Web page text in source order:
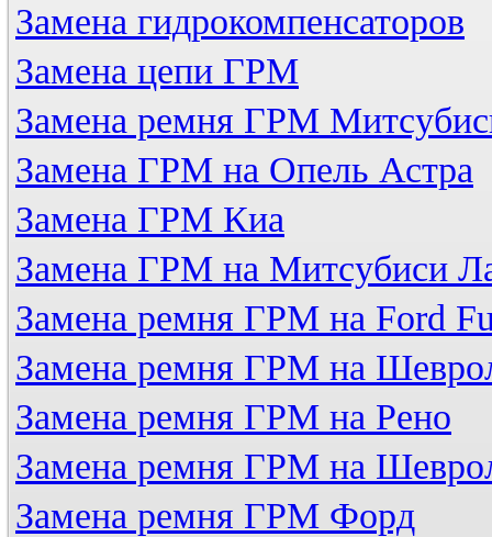
Замена гидрокомпенсаторов
Замена цепи ГРМ
Замена ремня ГРМ
Замена ГРМ на Опель Астра
Замена ГРМ Киа
Замена ГРМ на Митсубиси
Замена ремня ГРМ на Ford
Замена ремня ГРМ на
Замена ремня ГРМ на Рено
Замена ремня ГРМ на
Замена ремня ГРМ Форд